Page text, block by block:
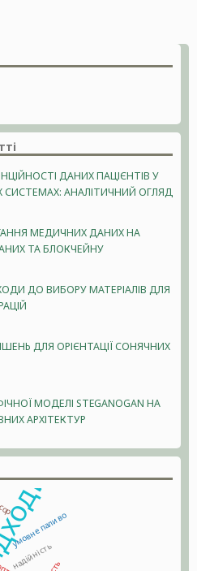
ДАНИХ ПАЦІЄНТІВ У
АНАЛІТИЧНИЙ ОГЛЯД
МЕДИЧНИХ ДАНИХ НА
ТА БЛОКЧЕЙНУ
ДО ВИБОРУ МАТЕРІАЛІВ ДЛЯ
ДЛЯ ОРІЄНТАЦІЇ СОНЯЧНИХ
МОДЕЛІ STEGANOGAN НА
АРХІТЕКТУР
надійність
умовне паливо